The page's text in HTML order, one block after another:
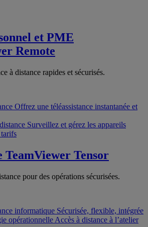
et PME
Remote
à distance rapides et sécurisés.
Offrez une téléassistance instantanée et
Surveillez et gérez les appareils
TeamViewer Tensor
pour des opérations sécurisées.
informatique Sécurisée, flexible, intégrée
opérationnelle Accès à distance à l’atelier